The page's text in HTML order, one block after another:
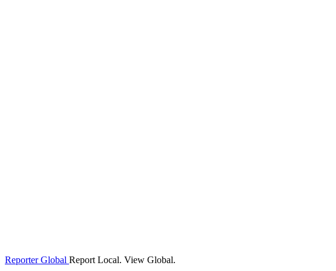
Reporter Global Report Local. View Global.